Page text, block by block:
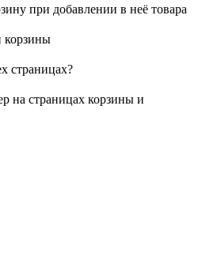
при добавлении в неё товара
корзины
страницах?
на страницах корзины и